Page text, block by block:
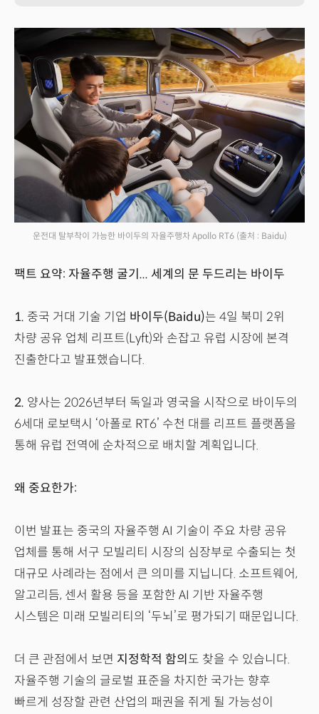
운전대 탈부착이 가능한 바이두의 자율주행차 Apollo RT6 (출처 : Baidu)
팩트 요약: 자율주행 굴기... 세계의 문 두드리는 바이두
1. 중국 거대 기술 기업 바이두(Baidu)는 4일 북미 2위
차량 공유 업체 리프트(Lyft)와 손잡고 유럽 시장에 본격
진출한다고 발표했습니다.
2. 양사는 2026년부터 독일과 영국을 시작으로 바이두의
6세대 로보택시 ‘아폴로 RT6’ 수천 대를 리프트 플랫폼을
통해 유럽 전역에 순차적으로 배치할 계획입니다.
왜 중요한가:
이번 발표는 중국의 자율주행 AI 기술이 주요 차량 공유
업체를 통해 서구 모빌리티 시장의 심장부로 수출되는 첫
대규모 사례라는 점에서 큰 의미를 지닙니다. 소프트웨어,
알고리듬, 센서 활용 등을 포함한 AI 기반 자율주행
시스템은 미래 모빌리티의 ‘두뇌’로 평가되기 때문입니다.
더 큰 관점에서 보면 지정학적 함의 도 찾을 수 있습니다.
자율주행 기술의 글로벌 표준을 차지한 국가는 향후
빠르게 성장할 관련 산업의 패권을 쥐게 될 가능성이